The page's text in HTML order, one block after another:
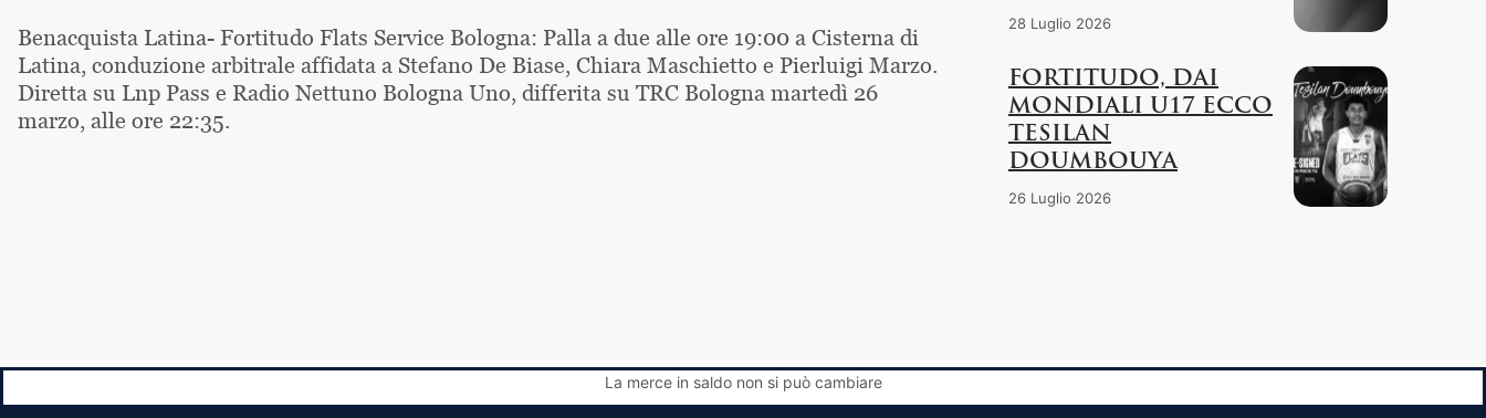
Benacquista Latina- Fortitudo Flats Service Bologna: Palla a due alle ore 19:00 a Cisterna di
Latina, conduzione arbitrale affidata a Stefano De Biase, Chiara Maschietto e Pierluigi Marzo.
Diretta su Lnp Pass e Radio Nettuno Bologna Uno, differita su TRC Bologna martedì 26
marzo, alle ore 22:35.
28 Luglio 2026
FORTITUDO, DAI
MONDIALI U17 ECCO
TESILAN
DOUMBOUYA
26 Luglio 2026
La merce in saldo non si può cambiare